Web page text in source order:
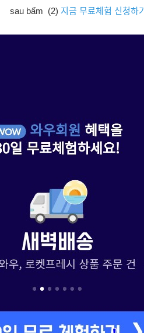
sau bấm (2) 지금 무료체험 신청하기